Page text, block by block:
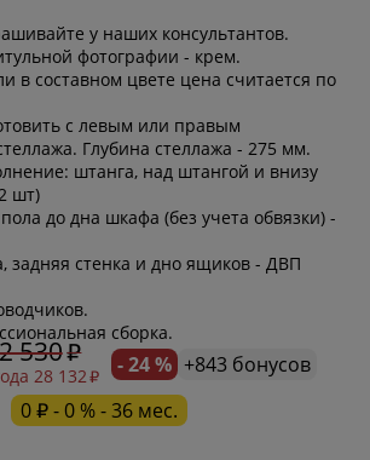
у наших консультантов.
фотографии - крем.
в составном цвете цена считается по
с левым или правым
Глубина стеллажа - 275 мм.
штанга, над штангой и внизу
шт)
до дна шкафа (без учета обвязки) -
задняя стенка и дно ящиков - ДВП
сборка.
530
28 132 - 24 % +843 бонусов
0 ₽ - 0 % - 36 мес.